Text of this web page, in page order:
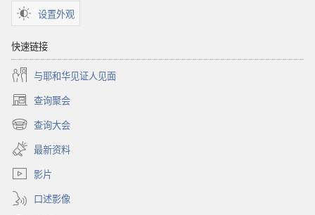
设置外观
快速链接
与耶和华见证人见面
查询聚会
（打
开
新
窗
口）
查询大会
（打
开
新
窗
最新资料
影片
口述影像